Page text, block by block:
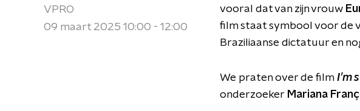
VPRO
09 maart 2025 10:00 - 12:00
vooral dat van zijn vrouw
film staat symbool voor de
Braziliaanse dictatuur en
We praten over de film I’m
onderzoeker Mariana